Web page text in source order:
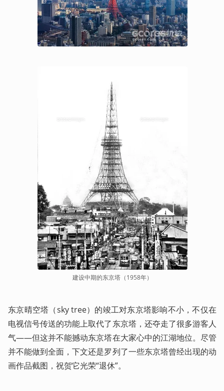
建设中期的东京塔（1958年）
东京晴空塔（sky tree）的竣工对东京塔影响不小，不仅在
电视信号传送的功能上取代了东京塔，还夺走了很多游客人
气——但这并不能撼动东京塔在大家心中的江湖地位。尽管
并不能做到全面，下文还是罗列了一些东京塔曾经出现的动
画作品截图，祝贺它光荣“退休”。